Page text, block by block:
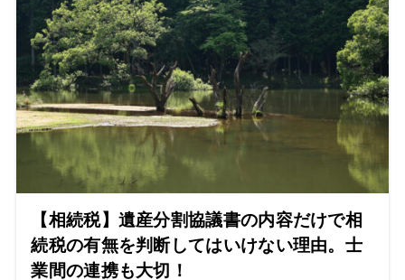
【相続税】遺産分割協議書の内容だけで相
続税の有無を判断してはいけない理由。士
業間の連携も大切！